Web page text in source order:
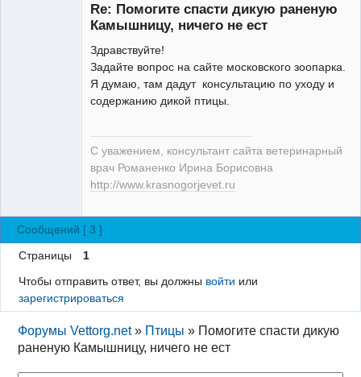
Re: Помогите спасти дикую раненую
Камышницу, ничего не ест
Здравствуйте!
Задайте вопрос на сайте московского зоопарка.
Я думаю, там дадут консультацию по уходу и
содержанию дикой птицы.
С уважением, консультант сайта ветеринарный
врач Романенко Ирина Борисовна
http://www.krasnogorjevet.ru
Сообщений [ 3 ]
Страницы
1
Чтобы отправить ответ, вы должны войти или
зарегистрироваться
Форумы Vettorg.net » Птицы » Помогите спасти дикую
раненую Камышницу, ничего не ест